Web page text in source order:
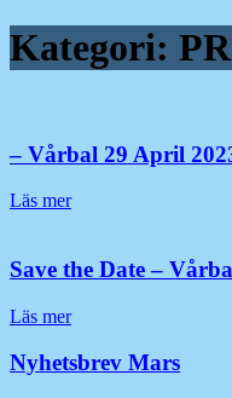
Kategori: PR
– Vårbal 29 April
Läs mer
Save the Date –
Läs mer
Nyhetsbrev Mars